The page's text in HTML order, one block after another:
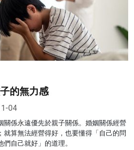
的無力感
04
關係永遠優先於親子關係。婚姻關係經營
就算無法經營得好，也要懂得「自己的問
自己就好」的道理。